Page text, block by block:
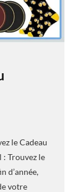
le Cadeau
Trouvez le
d’année,
votre